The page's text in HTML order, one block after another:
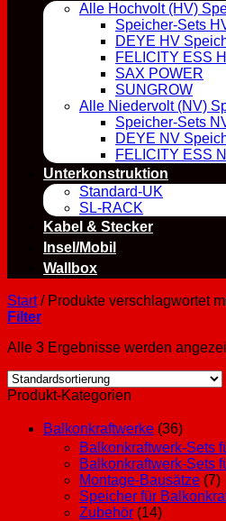
Alle Hochvolt (HV)
Speicher-Sets
DEYE HV
FELICITY ESS
SAX POWER
SUNGROW
Alle Niedervolt (NV)
Speicher-Sets
DEYE NV
FELICITY ESS
Unterkonstruktion
Standard-UK
SL-RACK
Kabel & Stecker
Insel/Mobil
Wallbox
Start /Produkte verschlagwortet
Filter
Alle 3 Ergebnisse werden
Produkt-Kategorien
Balkonkraftwerke (36)
Balkonkraftwerk-Sets
Balkonkraftwerk-Sets
Montage-Bausätze (7)
Speicher für
Zubehör (14)